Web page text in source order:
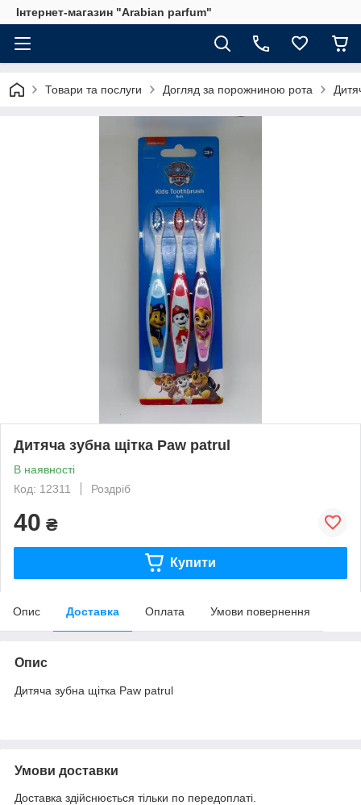
Інтернет-магазин "Arabian parfum"
Товари та послуги Догляд за порожниною рота
Дитяча зубна щітка Paw patrul
В наявності
Код: 12311
Роздріб
40 ₴
Купити
Опис Доставка Оплата Умови повернення
Опис
Дитяча зубна щітка Paw patrul
Умови доставки
Доставка здійснюється тільки по передоплаті.